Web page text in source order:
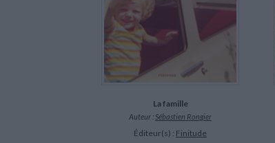
La famille
Auteur : Sébastien Rongier
Éditeur(s) : Finitude